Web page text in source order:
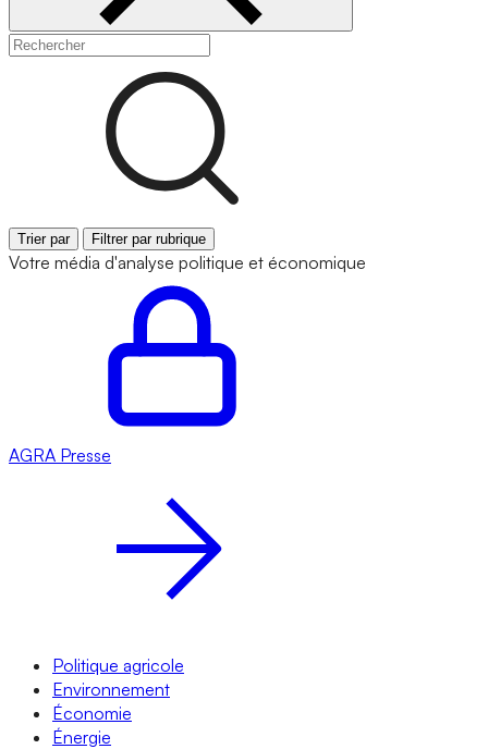
Trier par Filtrer par rubrique
Votre média d'analyse politique et économique
AGRA Presse
Politique agricole
Environnement
Économie
Énergie